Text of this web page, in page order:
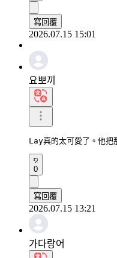
寫回覆
2026.07.15 15:01
요뽀끼
Lay真的太可愛了。他把
0
寫回覆
2026.07.15 13:21
가다랑어